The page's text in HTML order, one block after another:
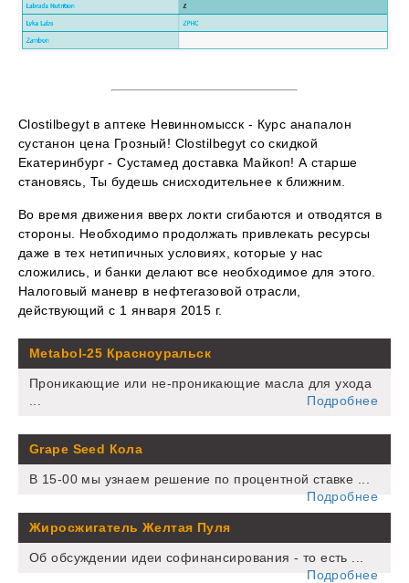
Clostilbegyt в аптеке Невинномысск - Курс анапалон
сустанон цена Грозный! Clostilbegyt со скидкой
Екатеринбург - Сустамед доставка Майкоп! А старше
становясь, Ты будешь снисходительнее к ближним.
Во время движения вверх локти сгибаются и отводятся в
стороны. Необходимо продолжать привлекать ресурсы
даже в тех нетипичных условиях, которые у нас
сложились, и банки делают все необходимое для этого.
Налоговый маневр в нефтегазовой отрасли,
действующий с 1 января 2015 г.
Metabol-25 Красноуральск
Проникающие или не-проникающие масла для ухода
Подробнее
Grape Seed Кола
В 15-00 мы узнаем решение по процентной ставке ...
Подробнее
Жиросжигатель Желтая Пуля
Об обсуждении идеи софинансирования - то есть ...
Подробнее